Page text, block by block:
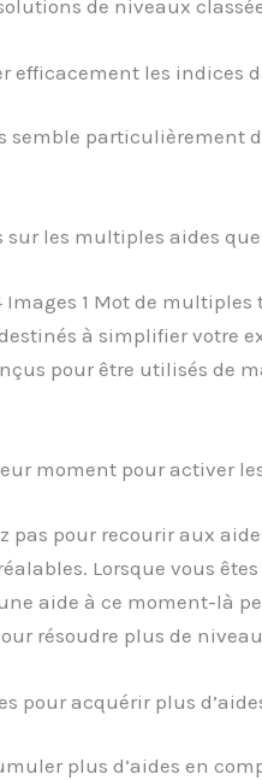
de niveaux
efficacement les indices
semble particulièrement
sur les multiples aides
Images 1 Mot de
à simplifier votre
pour être utilisés de
moment pour activer
pas pour recourir aux
Lorsque vous
aide à ce moment-là
résoudre plus de
pour acquérir plus
plus d’aides en